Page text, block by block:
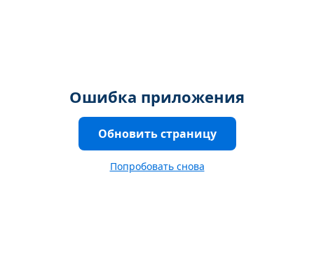
Ошибка приложения
Обновить страницу
Попробовать снова